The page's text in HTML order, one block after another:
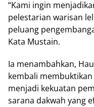
“Kami ingin
pelestarian warisan
peluang
Kata Mustain.
Ia menambahkan,
kembali
menjadi kekuatan
sarana dakwah yang